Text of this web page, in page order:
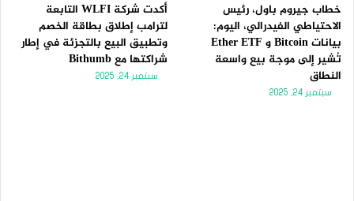
خطاب جيروم باول، رئيس
الاحتياطي الفيدرالي، اليوم:
بيانات Bitcoin و Ether ETF
تُشير إلى موجة بيع واسعة
النطاق
سبتمبر 24, 2025
أكدت شركة WLFI التابعة
لترامب إطلاق بطاقة الخصم
وتطبيق البيع بالتجزئة في إطار
شراكتها مع Bithumb
سبتمبر 24, 2025